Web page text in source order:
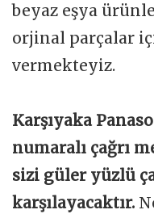
beyaz eşya
orjinal parçalar
vermekteyiz.
Karşıyaka
numaralı çağrı
sizi güler yüzlü
karşılayacaktır.